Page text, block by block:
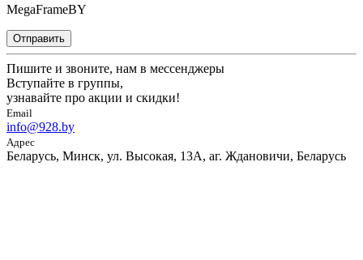
MegaFrameBY
Отправить
Пишите и звоните, нам в мессенджеры
Вступайте в группы,
узнавайте про акции и скидки!
Email
info@928.by
Адрес
Беларусь, Минск, ул. Высокая, 13А, аг. Ждановичи, Беларусь